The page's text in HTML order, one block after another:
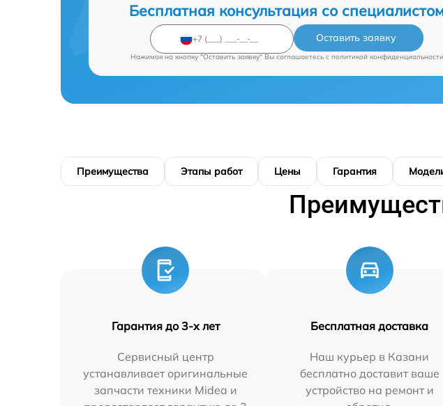
Бесплатная консультация со
Оставить заявку
Нажимая на кнопку "Оставить заявку" Вы соглашаетесь c политикой конфиденциальности
Преимущества Этапы работ Цены Гарантия
Гарантия до 3-х лет
Сервисный центр
устанавливает оригинальные
запчасти техники Midea и
Бесплатная доставка
Наш курьер в Казани
бесплатно доставит ваше
устройство на ремонт и